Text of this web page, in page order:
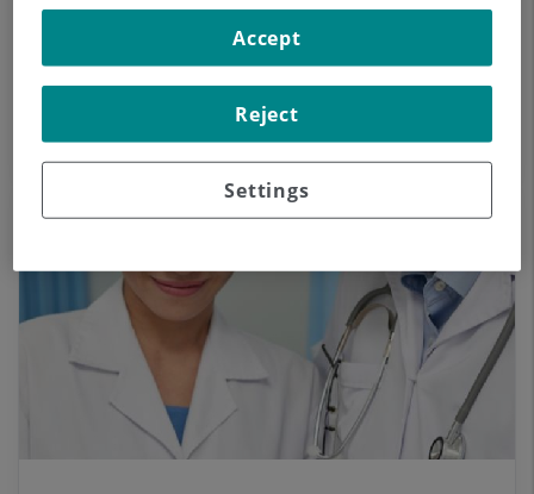
un programa específico que se encarga de
individualizar el manejo y tratamiento de este
enfermedad poniendo en el centro de atención
Settings
Reject
Accept